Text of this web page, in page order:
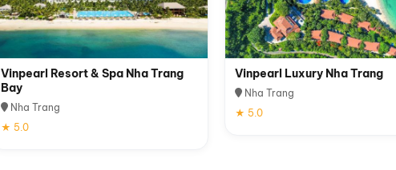
Vinpearl Resort & Spa Nha Trang
Bay
Nha Trang
★ 5.0
Vinpearl Luxury Nha Trang
Nha Trang
★ 5.0